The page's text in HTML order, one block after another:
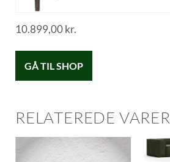
10.899,00kr.
GÅ TIL SHOP
RELATEREDE VARER